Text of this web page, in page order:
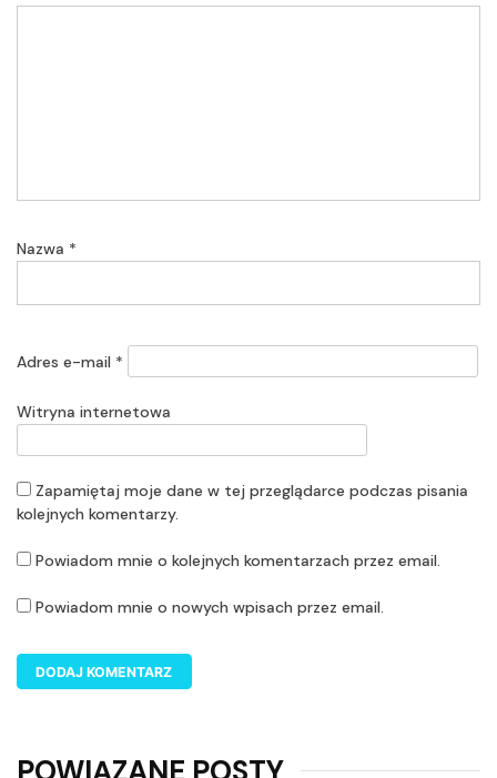
Nazwa *
Adres e-mail *
Witryna internetowa
Zapamiętaj moje dane w tej przeglądarce podczas pisania
kolejnych komentarzy.
Powiadom mnie o kolejnych komentarzach przez email.
Powiadom mnie o nowych wpisach przez email.